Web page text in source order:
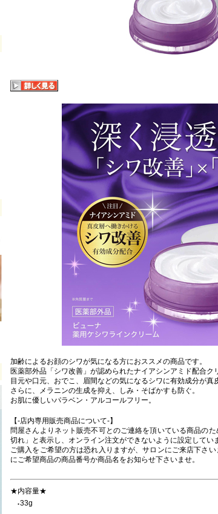
加齢によるお顔のシワが気になる方におススメの商品です。
医薬部外品「シワ改善」が認められたナイアシンアミド配合ク
目元や口元、おでこ、眉間などの気になるシワに有効成分が真
さらに、メラニンの生成を抑え、しみ・そばかすも防ぐ。
お肌に優しいパラベン・アルコールフリー。
【-店内専用販売商品について-】
問屋さんよりネット販売不可とのご連絡を頂いている商品の
切れ」と表示し、オンライン注文ができないように設定してい
ご購入をご希望の方は恐れ入りますが、サロンにご来店下さ
にご希望商品の商品番号か商品名をお知らせ下さいませ。
★内容量★
●33g